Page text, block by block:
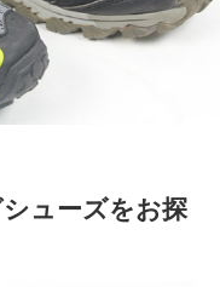
ューズをお探